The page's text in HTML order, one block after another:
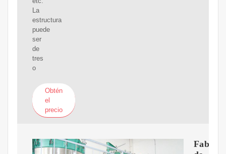
La
estructura
puede
ser
de
tres
o
Obtén
el
precio